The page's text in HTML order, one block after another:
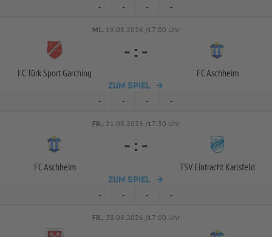
- - - -
MI.. 19.08.2026 /17:00 Uhr
FC Türk Sport Garching
- : -
FC Aschheim
ZUM SPIEL
- - - -
FR.. 21.08.2026 /17:30 Uhr
FC Aschheim
- : -
TSV Eintracht Karlsfeld
ZUM SPIEL
- - - -
FR.. 28.08.2026 /17:00 Uhr